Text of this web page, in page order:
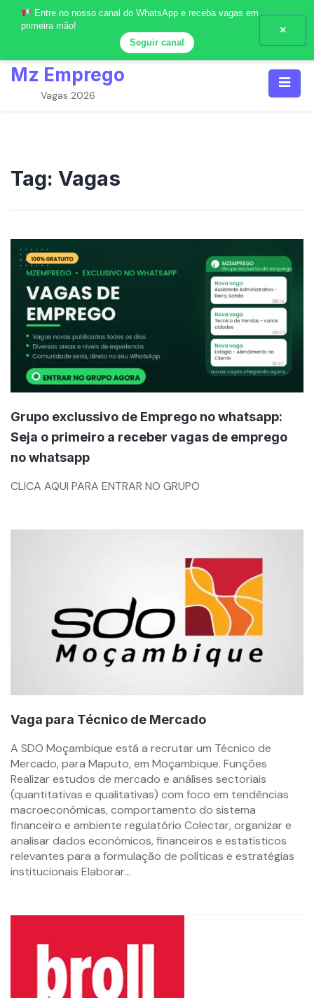
Entre no nosso canal do WhatsApp e receba vagas em
primeira mão!
Seguir canal
×
Skip
content
Mz Emprego
Vagas 2026
Tag: Vagas
Grupo exclussivo de Emprego no whatsapp:
Seja o primeiro a receber vagas de emprego
no whatsapp
By
CLICA AQUI PARA ENTRAR NO GRUPO
Vaga para Técnico de Mercado
By
mzemprego.com
A SDO Moçambique está a recrutar um Técnico de
Mercado, para Maputo, em Moçambique. Funções
Realizar estudos de mercado e análises sectoriais
(quantitativas e qualitativas) com foco em tendências
macroeconómicas, comportamento do sistema
financeiro e ambiente regulatório Colectar, organizar e
analisar dados económicos, financeiros e estatísticos
relevantes para a formulação de políticas e estratégias
institucionais Elaborar...